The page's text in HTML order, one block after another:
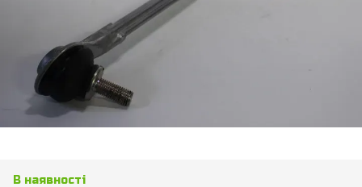
В наявності